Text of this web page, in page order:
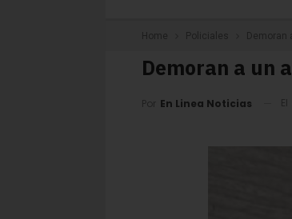
Home Policiales
Demoran a un
Por En Linea Noticias El